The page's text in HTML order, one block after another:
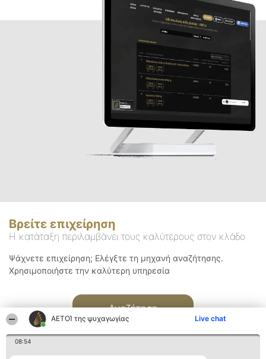
ΑΕΤΟΊ της ψυχαγωγίας Live chat
08:54
Βρείτε επιχείρηση
Η κατάταξη περιλαμβάνει τους καλύτερους στον κλάδο
Ψάχνετε επιχείρηση; Ελέγξτε τη μηχανή αναζήτησης.
Χρησιμοποιήστε την καλύτερη υπηρεσία
Αναζήτηση